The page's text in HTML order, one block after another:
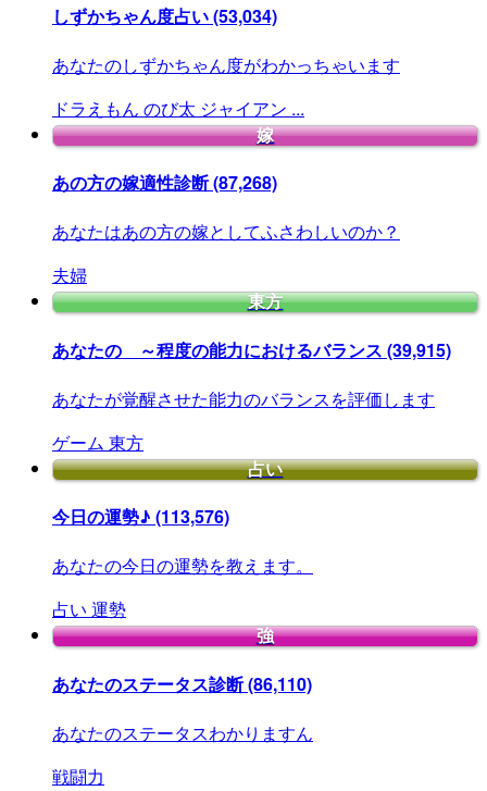
しずかちゃん度占い(53,034)
あなたのしずかちゃん度がわかっちゃいます
ドラえもん のび太 ジャイアン ...
嫁
あの方の嫁適性診断(87,268)
あなたはあの方の嫁としてふさわしいのか？
夫婦
東方
あなたの ～程度の能力におけるバランス (39,915)
あなたが覚醒させた能力のバランスを評価します
ゲーム 東方
占い
今日の運勢♪ (113,576)
あなたの今日の運勢を教えます。
占い 運勢
強
あなたのステータス診断(86,110)
あなたのステータスわかりますん
戦闘力